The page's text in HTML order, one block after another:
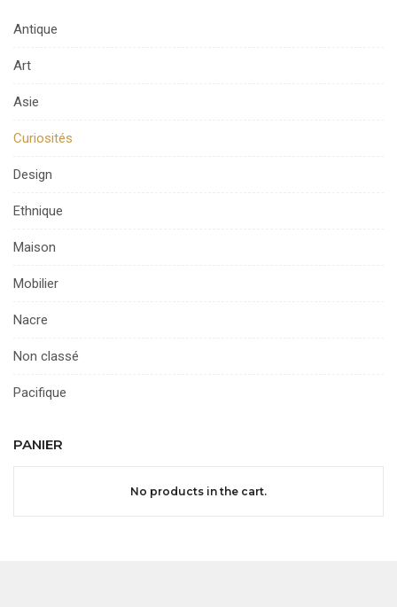
Antique
Art
Asie
Curiosités
Design
Ethnique
Maison
Mobilier
Nacre
Non classé
Pacifique
PANIER
No products in the cart.